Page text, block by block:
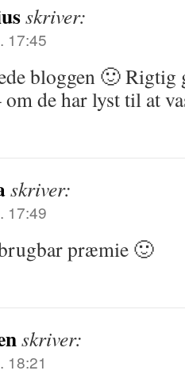
skriver:
17:45
bloggen 🙂
om de har lyst til at
skriver:
17:49
præmie 🙂
skriver:
18:21